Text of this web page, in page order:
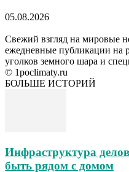
05.08.2026
Свежий взгляд на мировые
ежедневные публикации на
уголков земного шара и
© 1poclimaty.ru
БОЛЬШЕ ИСТОРИЙ
Инфраструктура
быть рядом с домом